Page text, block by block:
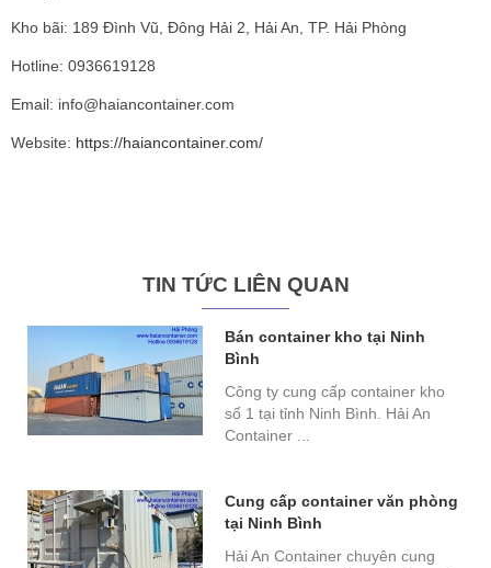
Kho bãi: 189 Đình Vũ, Đông Hải 2, Hải An, TP. Hải Phòng
Hotline: 0936619128
Email: info@haiancontainer.com
Website: https://haiancontainer.com/
TIN TỨC LIÊN QUAN
Bán container kho tại Ninh
Bình
Công ty cung cấp container kho
số 1 tại tỉnh Ninh Bình. Hải An
Container ...
Cung cấp container văn phòng
tại Ninh Bình
Hải An Container chuyên cung